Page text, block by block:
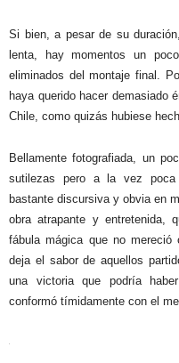
Si bien, a pesar de su
lenta, hay momentos un
eliminados del montaje final.
haya querido hacer demasiado
Chile, como quizás hubiese
Bellamente fotografiada, un
sutilezas pero a la vez poca
bastante discursiva y obvia en
obra atrapante y entretenida,
fábula mágica que no
deja el sabor de aquellos
una victoria que podría
conformó tímidamente con el